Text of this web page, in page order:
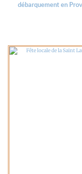
débarquement en